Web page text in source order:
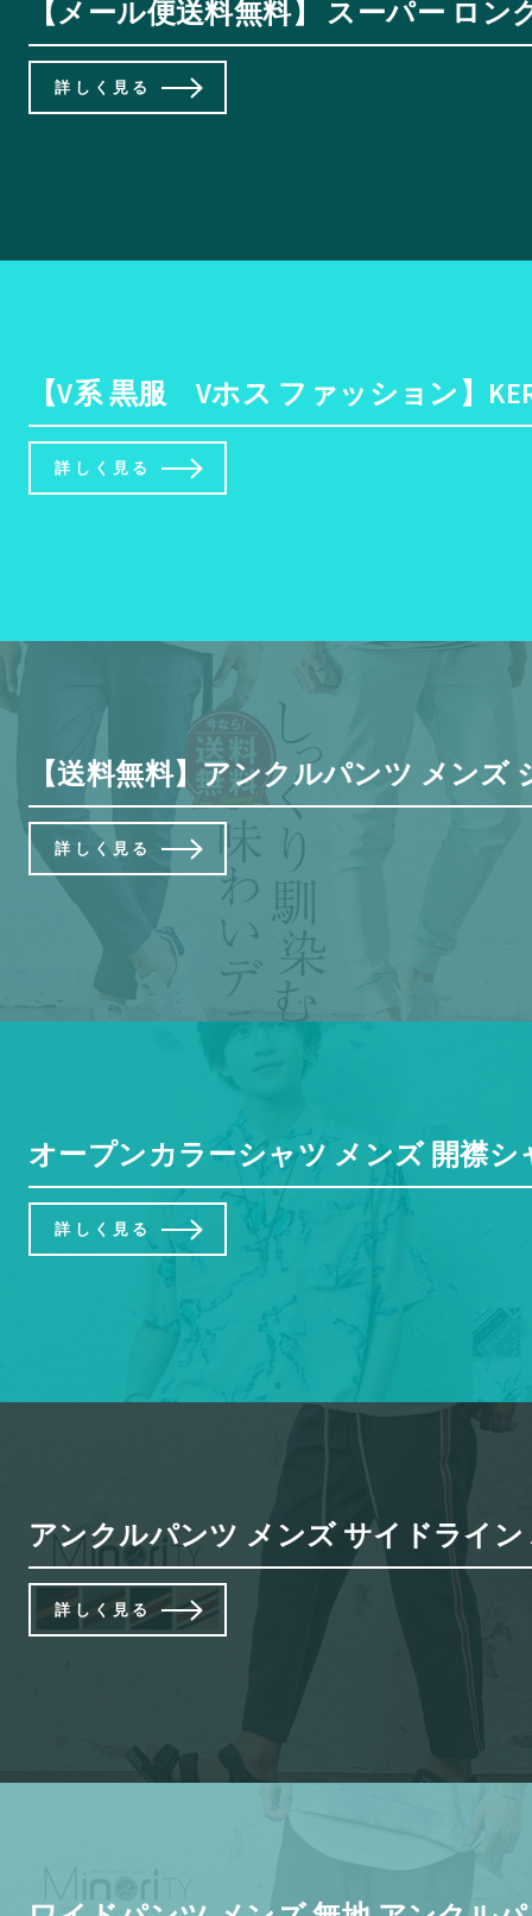
【メール便送料無料】 スーパー ロ
詳しく見る
【V系 黒服 Vホス ファッション】
詳しく見る
【送料無料】アンクルパンツ メン
詳しく見る
オープンカラーシャツ メンズ 開襟
詳しく見る
アンクルパンツ メンズ サイドライ
詳しく見る